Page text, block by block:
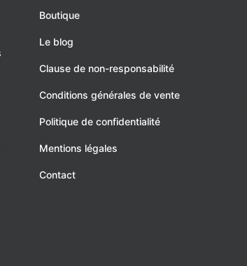
Boutique
Le blog
Clause de non-responsabilité
Conditions générales de vente
Politique de confidentialité
Mentions légales
Contact